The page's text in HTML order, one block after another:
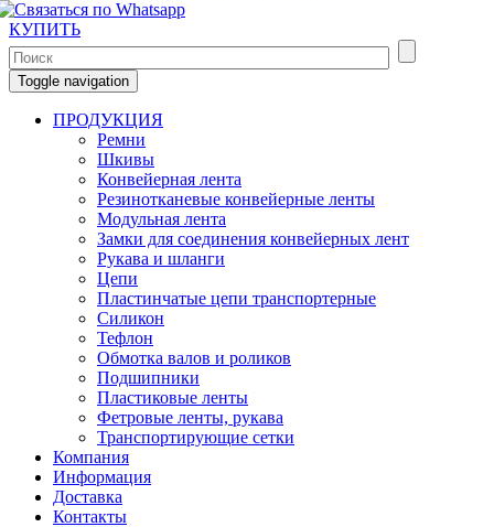
КУПИТЬ
Toggle navigation
ПРОДУКЦИЯ
Ремни
Шкивы
Конвейерная лента
Резинотканевые конвейерные ленты
Модульная лента
Замки для соединения конвейерных лент
Рукава и шланги
Цепи
Пластинчатые цепи транспортерные
Силикон
Тефлон
Обмотка валов и роликов
Подшипники
Пластиковые ленты
Фетровые ленты, рукава
Транспортирующие сетки
Компания
Информация
Доставка
Контакты